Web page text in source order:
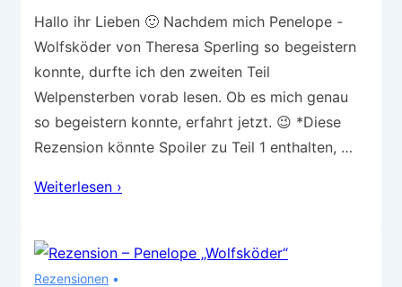
Hallo ihr Lieben 🙂 Nachdem mich Penelope -
Wolfsköder von Theresa Sperling so begeistern
konnte, durfte ich den zweiten Teil
Welpensterben vorab lesen. Ob es mich genau
so begeistern konnte, erfahrt jetzt. 😉 *Diese
Rezension könnte Spoiler zu Teil 1 enthalten, …
Rezension
„Welpensterben“
Weiterlesen ›
Rezensionen